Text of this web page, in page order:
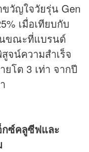
วัญใจวัยรุ่น Gen
เมื่อเทียบกับ
ขณะที่แบรนด์
จน์ความสำเร็จ
โต 3 เท่า จากปี
กซ์คลูซีฟและ